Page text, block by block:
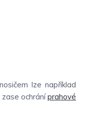
lze například
zase ochráníprahové